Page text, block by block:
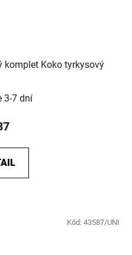
komplet Koko tyrkysový
3-7 dní
Kód: 43587/UNI